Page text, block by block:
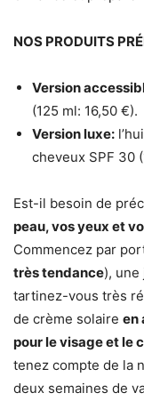
NOS PRODUITS
Version
(125 ml: 16,50 €).
Version luxe:
cheveux SPF 30
Est-il besoin de
peau, vos yeux et
Commencez par
très tendance),
tartinez-vous très
de crème solaire en
pour le visage et le
tenez compte de la
deux semaines de